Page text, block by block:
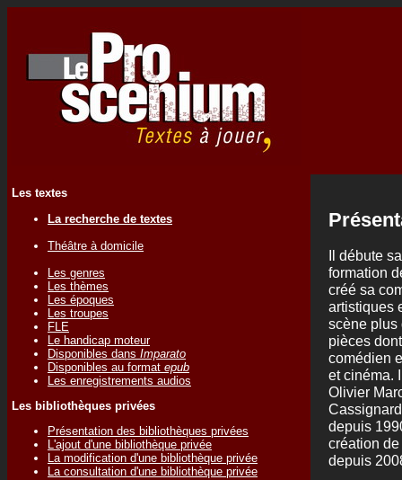
Les textes
La recherche de textes
Théâtre à domicile
Les genres
Les thèmes
Les époques
Les troupes
FLE
Le handicap moteur
Disponibles dans Imparato
Disponibles au format epub
Les enregistrements audios
Les bibliothèques privées
Présentation des bibliothèques privées
L'ajout d'une bibliothèque privée
La modification d'une bibliothèque privée
La consultation d'une bibliothèque privée
Il débute
formation
créé sa
artistiques
scène plus
pièces
comédien
et cinéma.
Olivier
depuis
création
depuis